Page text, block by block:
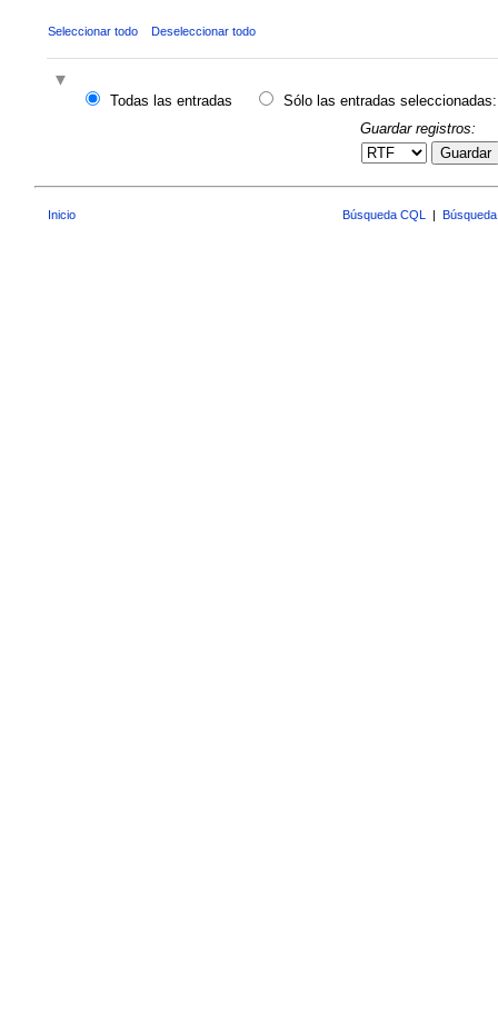
Seleccionar todo Deseleccionar todo
Todas las entradas
Sólo las entradas seleccionadas:
Guardar registros:
Guardar
Inicio Búsqueda CQL